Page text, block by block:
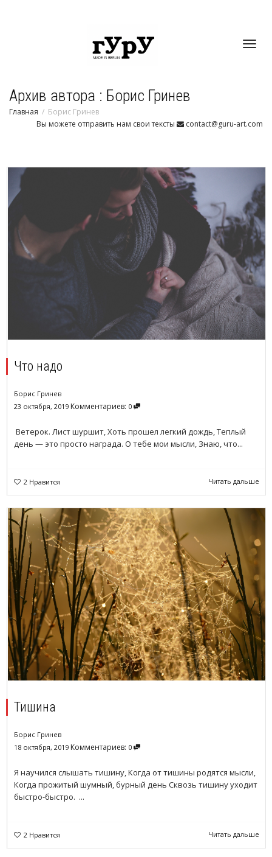
Архив автора : Борис Гринев
Главная
Борис Гринев
Вы можете отправить нам свои тексты
contact@guru-art.com
Что надо
Борис Гринев
23 октября, 2019 Комментариев: 0
Ветерок. Лист шуршит, Хоть прошел легкий дождь, Теплый
день — это просто награда. О тебе мои мысли, Знаю, что...
2 Нравится Читать дальше
Тишина
Борис Гринев
18 октября, 2019 Комментариев: 0
Я научился слышать тишину, Когда от тишины родятся мысли,
Когда прожитый шумный, бурный день Сквозь тишину уходит
быстро-быстро. ...
2 Нравится Читать дальше